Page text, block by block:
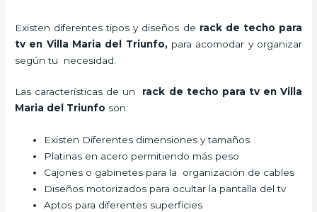
Existen diferentes tipos y diseños de rack de techo para
tv en Villa Maria del Triunfo,para acomodar y organizar
según tu necesidad.
Las características de un rack de techo para tven Villa
Maria del Triunfo son:
Existen Diferentes dimensiones y tamaños
Platinas en acero permitiendo más peso
Cajones o gabinetes para la organización de cables
Diseños motorizados para ocultar la pantalla del tv
Aptos para diferentes superficies